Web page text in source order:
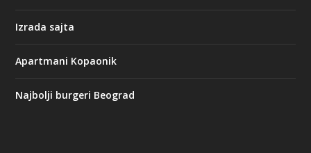
Izrada sajta
Apartmani Kopaonik
Najbolji burgeri Beograd